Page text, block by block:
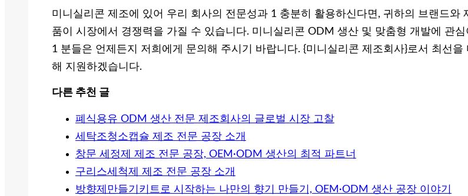
미니실리콘 제조에 있어 우리 회사의 전문성과 1 충분히 활용하신다면, 귀하의 브랜드와
품이 시장에서 경쟁력을 가질 수 있습니다. 미니실리콘 ODM 생산 및 맞춤형 개발에 관심
1 분들은 언제든지 저희에게 문의해 주시기 바랍니다. {미니실리콘 제조회사}로서 최선을
해 지원하겠습니다.
다른 추천 글
폐식용유 ODM 생산 전문 제조회사의 글로벌 시장 고찰
세탁조청소캡슐 제조 전문 공장 소개
창문 세정제 제조 전문 공장, OEM·ODM 생산의 최적 파트너
구리스세척제 제조 전문 공장 소개
방향제만들기키트로 시작하는 나만의 향기 만들기, OEM·ODM 생산 공장 이야기